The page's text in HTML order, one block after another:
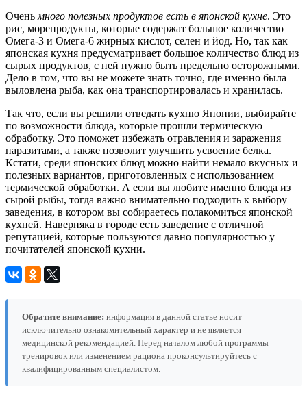
Очень много полезных продуктов есть в японской кухне. Это
рис, морепродукты, которые содержат большое количество
Омега-3 и Омега-6 жирных кислот, селен и йод. Но, так как
японская кухня предусматривает большое количество блюд из
сырых продуктов, с ней нужно быть предельно осторожными.
Дело в том, что вы не можете знать точно, где именно была
выловлена рыба, как она транспортировалась и хранилась.
Так что, если вы решили отведать кухню Японии, выбирайте
по возможности блюда, которые прошли термическую
обработку. Это поможет избежать отравления и заражения
паразитами, а также позволит улучшить усвоение белка.
Кстати, среди японских блюд можно найти немало вкусных и
полезных вариантов, приготовленных с использованием
термической обработки. А если вы любите именно блюда из
сырой рыбы, тогда важно внимательно подходить к выбору
заведения, в котором вы собираетесь полакомиться японской
кухней. Наверняка в городе есть заведение с отличной
репутацией, которые пользуются давно популярностью у
почитателей японской кухни.
Обратите внимание: информация в данной статье носит
исключительно ознакомительный характер и не является
медицинской рекомендацией. Перед началом любой программы
тренировок или изменением рациона проконсультируйтесь с
квалифицированным специалистом.